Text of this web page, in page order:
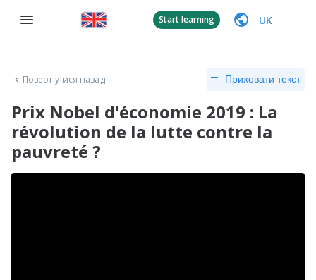
Start learning UK
Повернутися назад Приховати текст
Prix Nobel d'économie 2019 : La
révolution de la lutte contre la
pauvreté ?